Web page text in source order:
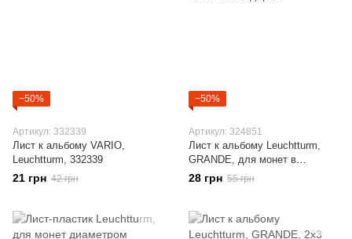
−50%
Артикул: 332339
Лист к альбому VARIO,
Leuchtturm, 332339
21 грн 42 грн
−50%
Артикул: 324851
Лист к альбому Leuchtturm,
GRANDE, для монет в
холдерах
28 грн 55 грн